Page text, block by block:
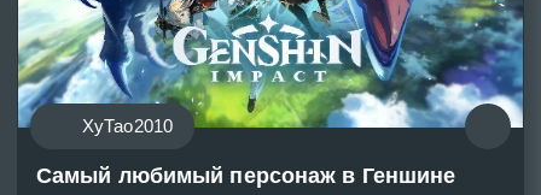
ХуТао2010
Самый любимый персонаж в Геншине